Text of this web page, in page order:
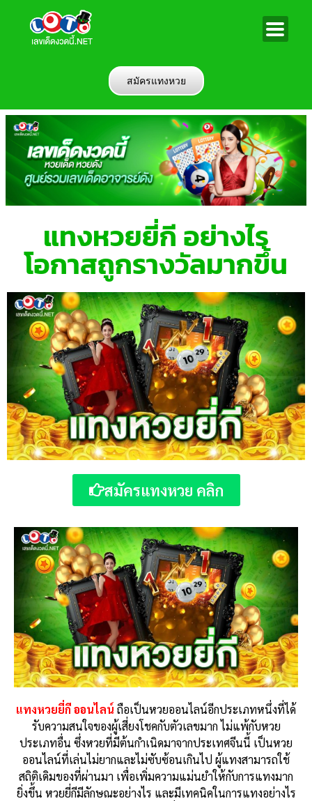
สมัครแทงหวย
แทงหวยยี่กี อย่างไร
โอกาสถูกรางวัลมากขึ้น
สมัครแทงหวย คลิก
แทงหวยยี่กี ออนไลน์ ถือเป็นหวยออนไลน์อีกประเภทหนึ่งที่ได้
รับความสนใจของผู้เสี่ยงโชคกับตัวเลขมาก ไม่แพ้กับหวย
ประเภทอื่น ซึ่งหวยที่มีต้นกำเนิดมาจากประเทศจีนนี้ เป็นหวย
ออนไลน์ที่เล่นไม่ยากและไม่ซับซ้อนเกินไป ผู้แทงสามารถใช้
สถิติเดิมของที่ผ่านมา เพื่อเพิ่มความแม่นยำให้กับการแทงมาก
ยิ่งขึ้น หวยยี่กีมีลักษณะอย่างไร และมีเทคนิคในการแทงอย่างไร